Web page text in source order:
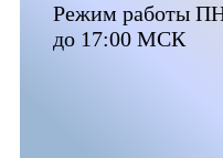
Режим работы
до 17:00 МСК